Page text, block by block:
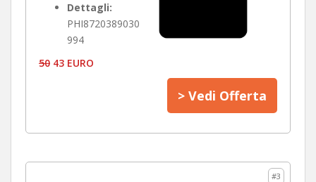
Dettagli:
PHI8720389030
994
50 43 EURO
> Vedi Offerta
#3